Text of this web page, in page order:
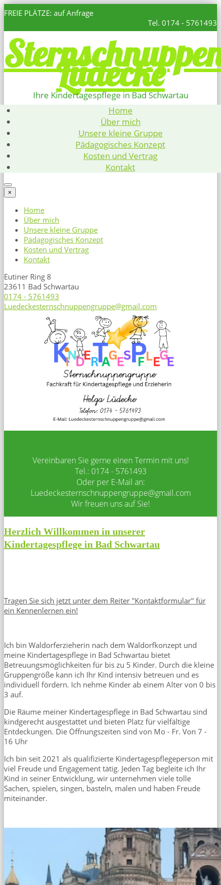
FREIE PLÄTZE: auf Anfrage
Tel. 0174 - 5761493
Lüdecke
Ihre Kindertagespflege in Bad Schwartau
Home
Über mich
Unsere kleine Gruppe
Pädagogisches Konzept
Kosten und Vertrag
Kontakt
×
Home
Über mich
Unsere kleine Gruppe
Pädagogisches Konzept
Kosten und Vertrag
Kontakt
Eutiner Ring 8
23611 Bad Schwartau
0174 - 5761493
Luedeckesternschnuppengruppe@gmail.com
Vereinbaren Sie gerne einen Termin mit uns!
Tel.: 0174 - 5761493
Oder per E-Mail an:
Luedeckesternschnuppengruppe@gmail.com
Wir freuen uns auf Sie!
Herzlich Willkommen in unserer
Kindertagespflege in Bad Schwartau
Tragen Sie sich jetzt unter dem Reiter "Kontaktformular" für
ein Kennenlernen ein!
Ich bin Waldorferzieherin nach dem Waldorfkonzept und
meine Kindertagespflege in Bad Schwartau bietet
Betreuungsmöglichkeiten für bis zu 5 Kinder. Durch die kleine
Gruppengröße kann ich Ihr Kind intensiv betreuen und es
individuell fördern. Ich nehme Kinder ab einem Alter von 0 bis
3 auf.
Die Räume meiner Kindertagespflege in Bad Schwartau sind
kindgerecht ausgestattet und bieten Platz für vielfältige
Entdeckungen. Die Öffnungszeiten sind von Mo - Fr. Von 7 -
16 Uhr
Ich bin seit 2021 als qualifizierte Kindertagespflegeperson mit
viel Freude und Engagement tätig. Jeden Tag begleite ich Ihr
Kind in seiner Entwicklung, wir unternehmen viele tolle
Sachen, spielen, singen, basteln, malen und haben Freude
miteinander.